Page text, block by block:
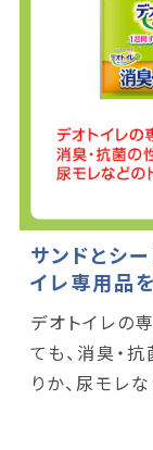
サンドとシ
イレ専用品
デオトイレの
ても、消臭・
りか、尿モレ